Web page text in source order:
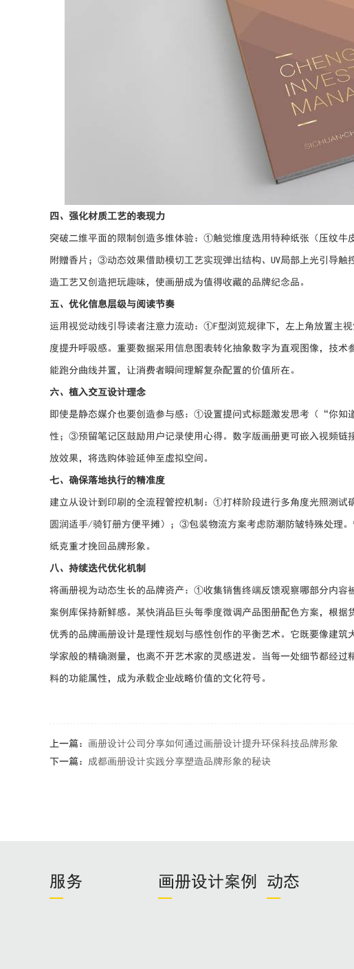
四、强化材质工艺的表现力
突破二维平面的限制创造多维体验：①触觉维度选用特种纸张（压纹
附赠香片；③动态效果借助模切工艺实现弹出结构、UV局部上光引导
造工艺又创造把玩趣味，使画册成为值得收藏的品牌纪念品。
五、优化信息层级与阅读节奏
运用视觉动线引导读者注意力流动：①F型浏览规律下，左上角放置
度提升呼吸感。重要数据采用信息图表转化抽象数字为直观图像，技
能跑分曲线并置，让消费者瞬间理解复杂配置的价值所在。
六、植入交互设计理念
即使是静态媒介也要创造参与感：①设置提问式标题激发思考（“你
性；③预留笔记区鼓励用户记录使用心得。数字版画册更可嵌入视频链
放效果，将选购体验延伸至虚拟空间。
七、确保落地执行的精准度
建立从设计到印刷的全流程管控机制：①打样阶段进行多角度光照测
圆润适手/骑钉册方便平摊）；③包装物流方案考虑防潮防皱特殊处理
纸克重才挽回品牌形象。
八、持续迭代优化机制
将画册视为动态生长的品牌资产：①收集销售终端反馈观察哪部分内
案例库保持新鲜感。某快消品巨头每季度微调产品图册配色方案，根据
优秀的品牌画册设计是理性规划与感性创作的平衡艺术。它既要像建
学家般的精确测量，也离不开艺术家的灵感迸发。当每一处细节都经
料的功能属性，成为承载企业战略价值的文化符号。
上一篇： 画册设计公司分享如何通过画册设计提升环保科技品牌形象
下一篇： 成都画册设计实践分享塑造品牌形象的秘诀
服务 画册设计案例 动态